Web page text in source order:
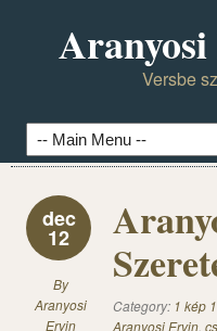
Versbe
dec
12
By
Aranyosi
Ervin
Category: 1 kép
Aranyosi Ervin,